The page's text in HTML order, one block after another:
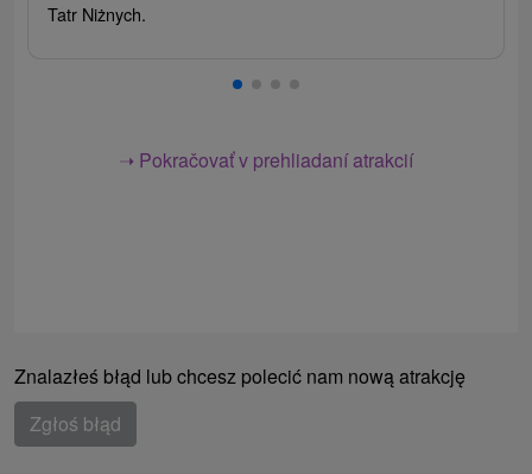
Tatr Niżnych.
➝ Pokračovať v prehliadaní atrakcií
Znalazłeś błąd lub chcesz polecić nam nową atrakcję
Zgłoś błąd